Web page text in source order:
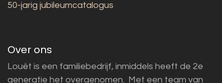
50-jarig jubileumcatalogus
Over ons
Louët is een familiebedrijf, inmiddels heeft de 2e
generatie het overgenomen. Met een team van